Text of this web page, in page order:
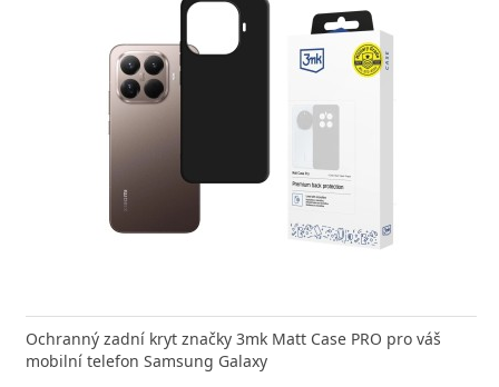
Ochranný zadní kryt značky 3mk Matt Case PRO pro váš
mobilní telefon Samsung Galaxy